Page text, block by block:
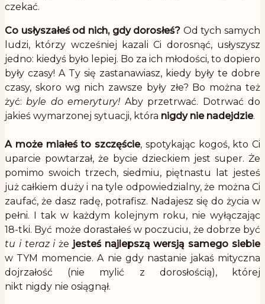
czekać.
Co usłyszałeś od nich, gdy dorosłeś? Od tych samych
ludzi, którzy wcześniej kazali Ci dorosnąć, usłyszysz
jedno: kiedyś było lepiej. Bo za ich młodości, to dopiero
były czasy! A Ty się zastanawiasz, kiedy były te dobre
czasy, skoro wg nich zawsze były złe? Bo można też
żyć: byle do emerytury! Aby przetrwać. Dotrwać do
jakieś wymarzonej sytuacji, która nigdy nie nadejdzie.
.
A może miałeś to szczęście, spotykając kogoś, kto Ci
uparcie powtarzał, że bycie dzieckiem jest super. Że
pomimo swoich trzech, siedmiu, piętnastu lat jesteś
już całkiem duży i na tyle odpowiedzialny, że można Ci
zaufać, że dasz radę, potrafisz. Nadajesz się do życia w
pełni. I tak w każdym kolejnym roku, nie wyłączając
18-tki. Być może dorastałeś w poczuciu, że dobrze być
tu i teraz iże jesteś najlepszą wersją samego siebie
w TYM momencie. A nie gdy nastanie jakaś mityczna
dojrzałość (nie mylić z dorosłością), której
nikt nigdy nie osiągnął.
.